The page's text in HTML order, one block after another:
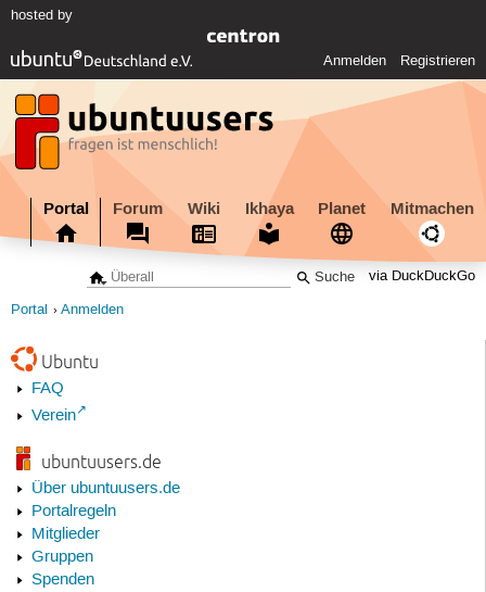
hosted by
Anmelden Registrieren
Portal Forum Wiki Ikhaya Planet Mitmachen
via DuckDuckGo
Portal Anmelden
Ubuntu
FAQ
Verein
ubuntuusers.de
Über ubuntuusers.de
Portalregeln
Mitglieder
Gruppen
Spenden